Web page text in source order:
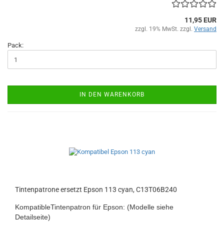
11,95 EUR
zzgl. 19% MwSt. zzgl. Versand
Pack:
IN DEN WARENKORB
Tintenpatrone ersetzt Epson 113 cyan, C13T06B240
KompatibleTintenpatron für Epson: (Modelle siehe
Detailseite)